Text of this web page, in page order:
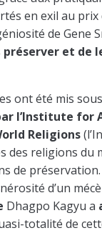
en exil au prix
de Gene
préserver et de
ont été mis sous
l’Institute for
Religions
des religions du
de préservation.
d’un
Dhagpo Kagyu a
totalité de